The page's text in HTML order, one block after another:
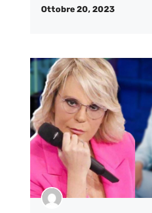
Ottobre 20, 2023